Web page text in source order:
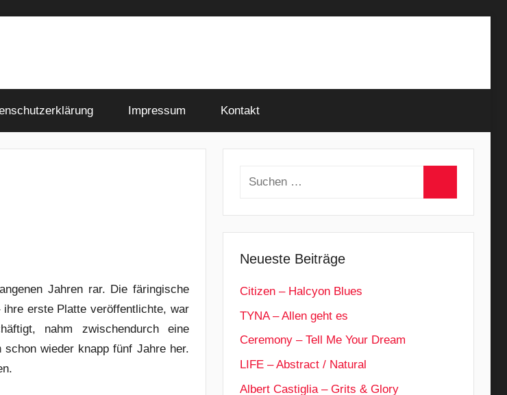
Impressum Kontakt
Jahren rar. Die färingische
erste Platte veröffentlichte, war
nahm zwischendurch eine
wieder knapp fünf Jahre her.
Suchen
Neueste Beiträge
Citizen – Halcyon Blues
TYNA – Allen geht es
Ceremony – Tell Me Your Dream
LIFE – Abstract / Natural
Albert Castiglia – Grits & Glory